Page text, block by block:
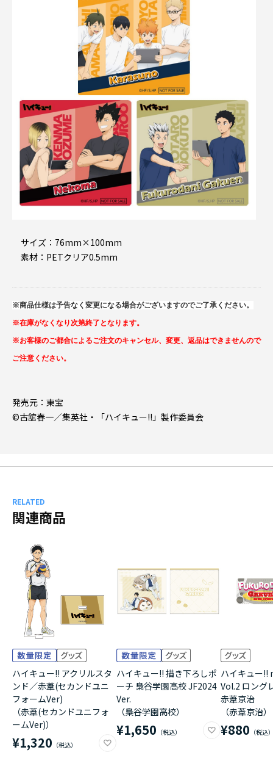
サイズ：76mm×100mm
素材：PETクリア0.5mm
※商品仕様は予告なく変更になる場合がございますのでご了承ください。
※在庫がなくなり次第終了となります。
※お客様のご都合によるご注文のキャンセル、変更、返品はできませんので
ご注意ください。
発売元：東宝
©古舘春一／集英社・「ハイキュー!!」製作委員会
RELATED
関連商品
ハイキュー!! アクリルスタ
ンド／赤葦(セカンドユニ
フォームVer)
（赤葦(セカンドユニフォ
ームVer)）
¥1,320
ハイキュー!! 描き下ろしポ
ーチ 梟谷学園高校 JF2024
Ver.
（梟谷学園高校）
¥1,650
ハイキュー
Vol.2 ロング
赤葦京治
（赤葦京治）
¥880